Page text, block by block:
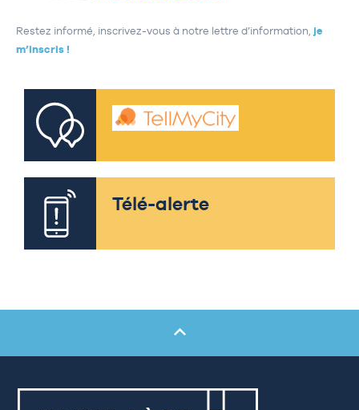
Restez informé, inscrivez-vous à notre lettre d’information, je
m’inscris !
Télé-alerte